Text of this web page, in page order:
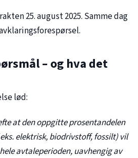
25. august 2025. Samme dag
– og hva det
lød:
at den oppgitte prosentandelen
elektrisk, biodrivstoff, fossilt) vil
avtaleperioden, uavhengig av